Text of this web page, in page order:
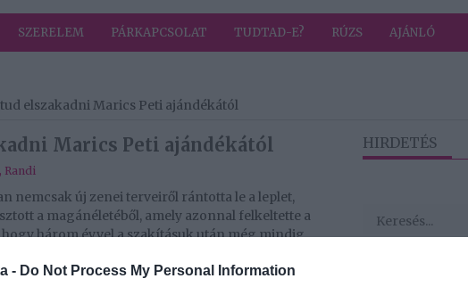
- Do Not Process My Personal Information
SZERELEM PÁRKAPCSOLAT TUDTAD-E? RÚZS AJÁNLÓ
elszakadni Marics Peti ajándékától
Marics Peti ajándékától
, Randi
nemcsak új zenei terveiről rántotta le a leplet,
a magánéletéből, amely azonnal felkeltette a
három évvel a szakításuk után még mindig
kapott.
hogy közölje, júniusban egy korábban írt dalával
HIRDETÉS